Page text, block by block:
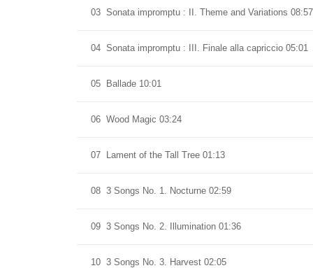
03 Sonata impromptu : II. Theme and Variations 08:57
04 Sonata impromptu : III. Finale alla capriccio 05:01
05 Ballade 10:01
06 Wood Magic 03:24
07 Lament of the Tall Tree 01:13
08 3 Songs No. 1. Nocturne 02:59
09 3 Songs No. 2. Illumination 01:36
10 3 Songs No. 3. Harvest 02:05